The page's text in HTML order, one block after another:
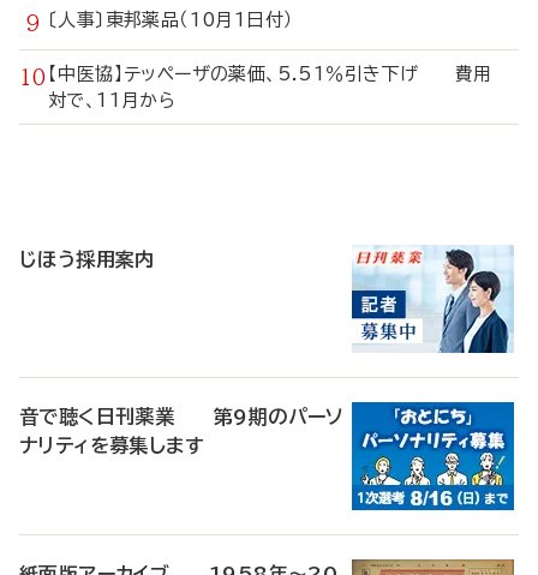
〔人事〕東邦薬品（10月1日付）
【中医協】テッペーザの薬価、5.51％引き下げ 費用
対で、11月から
じほう採用案内
音で聴く日刊薬業 第9期のパーソ
ナリティを募集します